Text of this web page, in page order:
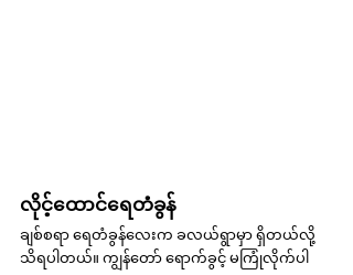
လိုင့်ထောင်ရေတံခွန်
ချစ်စရာ ရေတံခွန်လေးက ခလယ်ရွာမှာ ရှိတယ်လို့
သိရပါတယ်။ ကျွန်တော် ရောက်ခွင့် မကြုံလိုက်ပါ